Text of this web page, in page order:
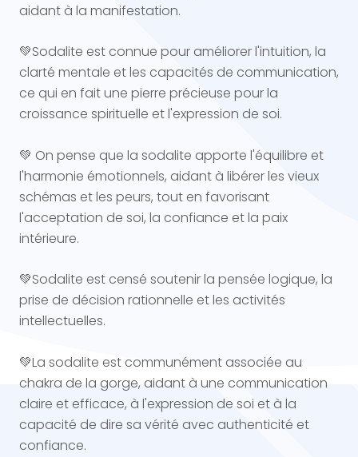
aidant à la manifestation.
💚Sodalite est connue pour améliorer l'intuition, la
clarté mentale et les capacités de communication,
ce qui en fait une pierre précieuse pour la
croissance spirituelle et l'expression de soi.
💚 On pense que la sodalite apporte l'équilibre et
l'harmonie émotionnels, aidant à libérer les vieux
schémas et les peurs, tout en favorisant
l'acceptation de soi, la confiance et la paix
intérieure.
💚Sodalite est censé soutenir la pensée logique, la
prise de décision rationnelle et les activités
intellectuelles.
💚La sodalite est communément associée au
chakra de la gorge, aidant à une communication
claire et efficace, à l'expression de soi et à la
capacité de dire sa vérité avec authenticité et
confiance.